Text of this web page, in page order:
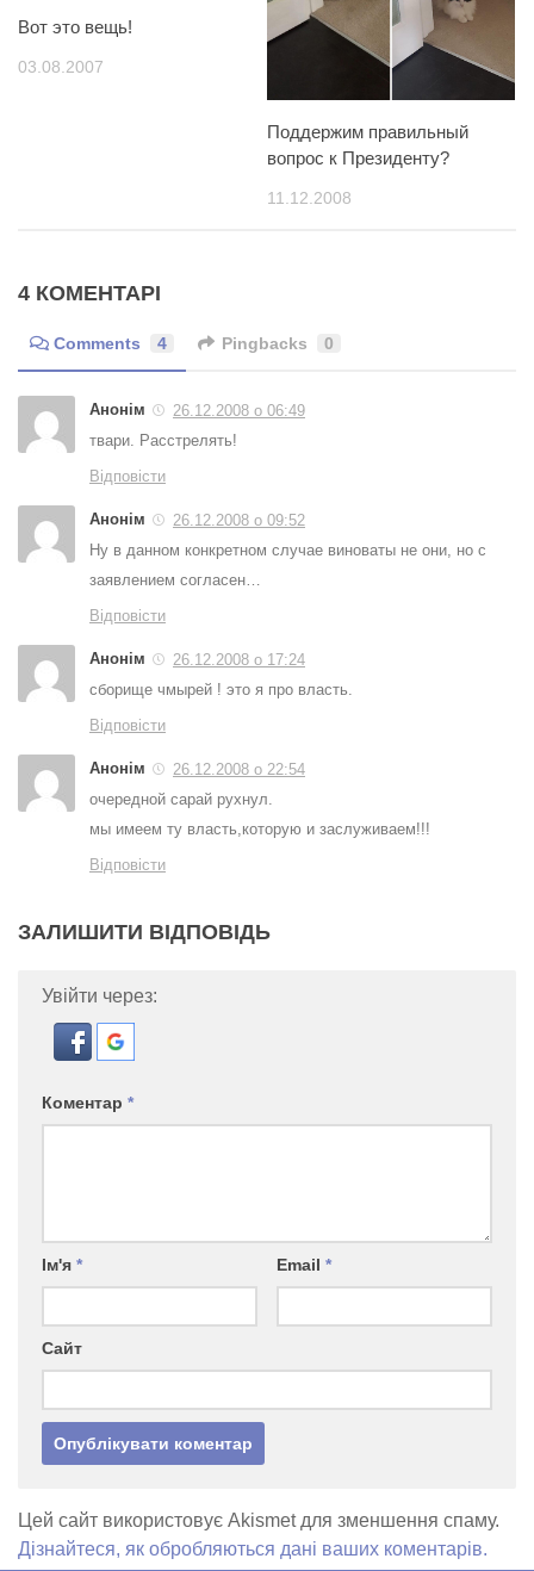
Вот это вещь!
03.08.2007
Поддержим правильный
вопрос к Президенту?
11.12.2008
4 КОМЕНТАРІ
Comments 4 Pingbacks 0
Анонім
26.12.2008 о 06:49
твари. Расстрелять!
Відповісти
Анонім
26.12.2008 о 09:52
Ну в данном конкретном случае виноваты не они, но с
заявлением согласен…
Відповісти
Анонім
26.12.2008 о 17:24
сборище чмырей ! это я про власть.
Відповісти
Анонім
26.12.2008 о 22:54
очередной сарай рухнул.
мы имеем ту власть,которую и заслуживаем!!!
Відповісти
ЗАЛИШИТИ ВІДПОВІДЬ
Увійти через:
Коментар *
Ім'я * Email *
Сайт
Цей сайт використовує Akismet для зменшення спаму.
Дізнайтеся, як обробляються дані ваших коментарів.